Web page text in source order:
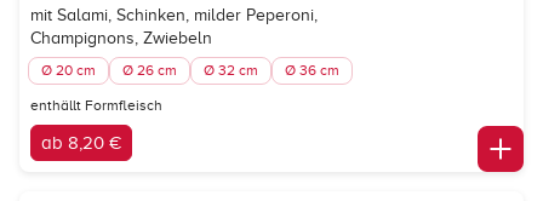
mit Salami, Schinken, milder Peperoni,
Champignons, Zwiebeln
Ø 20 cm Ø 26 cm Ø 32 cm Ø 36 cm
enthällt Formfleisch
ab 8,20 €